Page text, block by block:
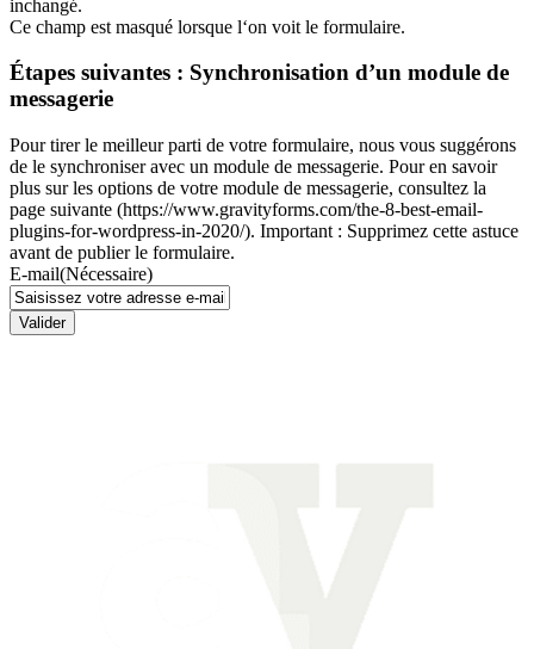
inchangé.
Ce champ est masqué lorsque l‘on voit le formulaire.
Étapes suivantes : Synchronisation d’un module de
messagerie
Pour tirer le meilleur parti de votre formulaire, nous vous suggérons
de le synchroniser avec un module de messagerie. Pour en savoir
plus sur les options de votre module de messagerie, consultez la
page suivante (https://www.gravityforms.com/the-8-best-email-
plugins-for-wordpress-in-2020/). Important : Supprimez cette astuce
avant de publier le formulaire.
E-mail(Nécessaire)
Valider